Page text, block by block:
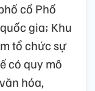
cổ Phố
gia; Khu
tổ chức sự
có quy mô
hóa,